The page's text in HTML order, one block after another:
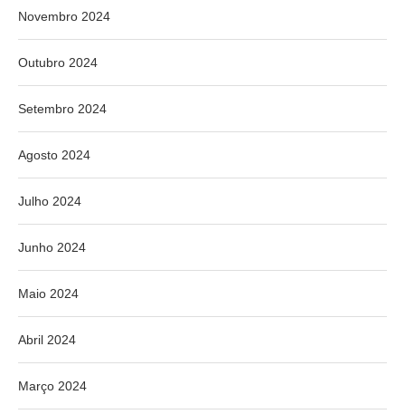
Novembro 2024
Outubro 2024
Setembro 2024
Agosto 2024
Julho 2024
Junho 2024
Maio 2024
Abril 2024
Março 2024